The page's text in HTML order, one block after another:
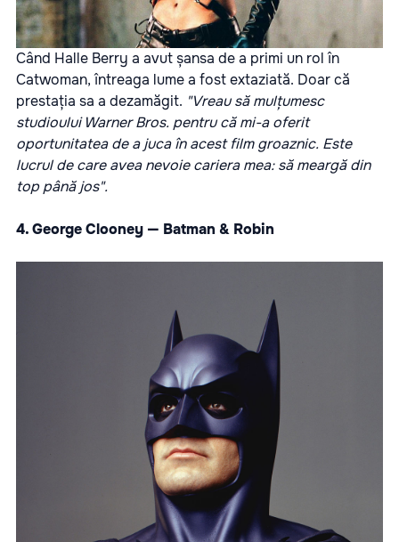
Când Halle Berry a avut șansa de a primi un rol în
Catwoman, întreaga lume a fost extaziată. Doar că
prestația sa a dezamăgit. "Vreau să mulțumesc
studioului Warner Bros. pentru că mi-a oferit
oportunitatea de a juca în acest film groaznic. Este
lucrul de care avea nevoie cariera mea: să meargă din
top până jos".
4. George Clooney — Batman & Robin